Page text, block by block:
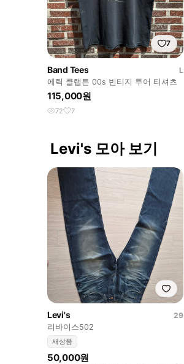
7
Band Tees
L
에릭 클랩튼 00s 빈티지 투어 티셔츠
115,000원
72 7
Levi's 모아 보기
Levi's
29
리바이스502
새상품
50,000원